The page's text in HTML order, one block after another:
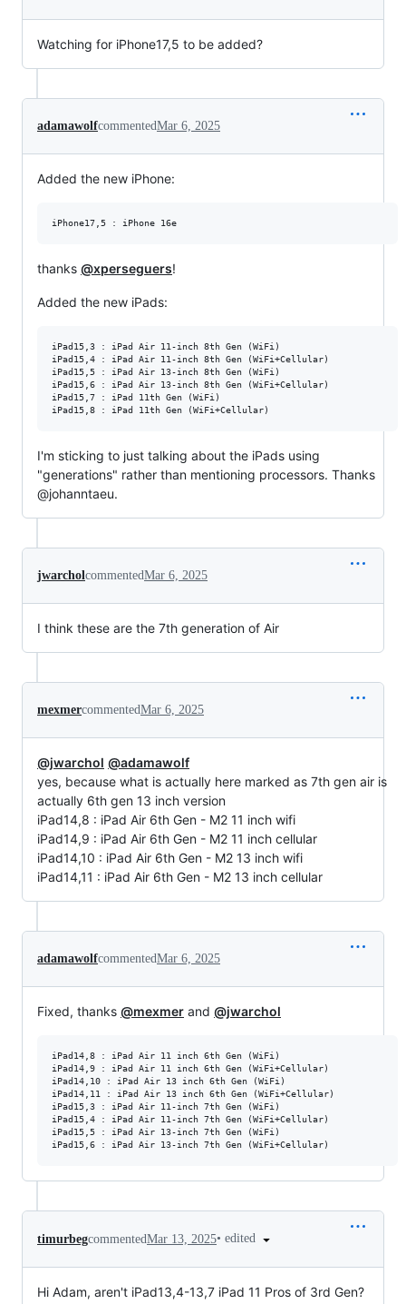
Watching for iPhone17,5 to be added?
adamawolfcommentedMar 6, 2025
Added the new iPhone:
thanks @xperseguers!
Added the new iPads:
iPad15,3 : iPad Air 11-inch 8th Gen (WiFi)
iPad15,4 : iPad Air 11-inch 8th Gen (WiFi+Cellular)
iPad15,5 : iPad Air 13-inch 8th Gen (WiFi)
iPad15,6 : iPad Air 13-inch 8th Gen (WiFi+Cellular)
iPad15,7 : iPad 11th Gen (WiFi)
I'm sticking to just talking about the iPads using
"generations" rather than mentioning processors. Thanks
@johanntaeu.
jwarcholcommentedMar 6, 2025
I think these are the 7th generation of Air
mexmercommentedMar 6, 2025
@jwarchol @adamawolf
yes, because what is actually here marked as 7th gen air is
actually 6th gen 13 inch version
iPad14,8 : iPad Air 6th Gen - M2 11 inch wifi
iPad14,9 : iPad Air 6th Gen - M2 11 inch cellular
iPad14,10 : iPad Air 6th Gen - M2 13 inch wifi
iPad14,11 : iPad Air 6th Gen - M2 13 inch cellular
adamawolfcommentedMar 6, 2025
Fixed, thanks @mexmer and @jwarchol
iPad14,8 : iPad Air 11 inch 6th Gen (WiFi)
iPad14,9 : iPad Air 11 inch 6th Gen (WiFi+Cellular)
iPad14,10 : iPad Air 13 inch 6th Gen (WiFi)
iPad14,11 : iPad Air 13 inch 6th Gen (WiFi+Cellular)
iPad15,3 : iPad Air 11-inch 7th Gen (WiFi)
iPad15,4 : iPad Air 11-inch 7th Gen (WiFi+Cellular)
iPad15,5 : iPad Air 13-inch 7th Gen (WiFi)
timurbegcommentedMar 13, 2025• edited
Hi Adam, aren't iPad13,4-13,7 iPad 11 Pros of 3rd Gen?